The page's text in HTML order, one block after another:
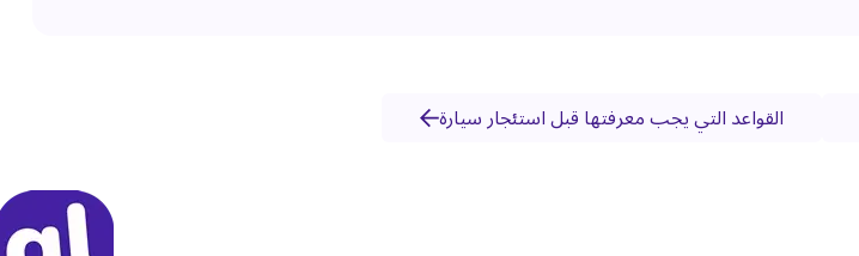
القواعد التي يجب معرفتها قبل استئجار سيارة